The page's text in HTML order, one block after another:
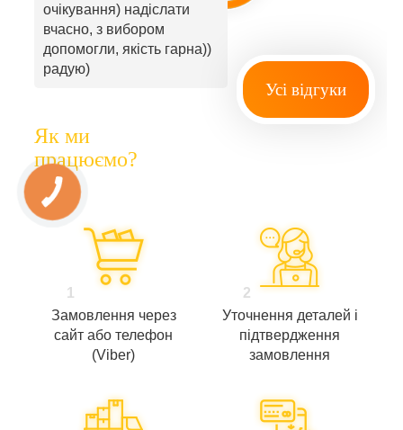
очікування) надіслати
вчасно, з вибором
допомогли, якість гарна))
радую)
Усі відгуки
Як ми
працюємо?
1
Замовлення через
сайт або телефон
(Viber)
2
Уточнення деталей і
підтвердження
замовлення